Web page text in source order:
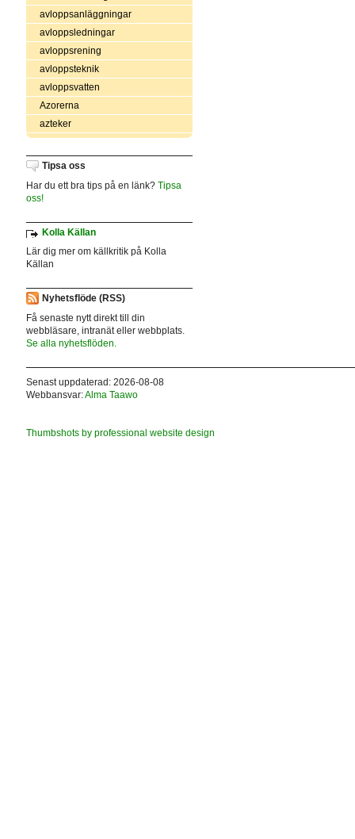
avloppsanläggningar
avloppsledningar
avloppsrening
avloppsteknik
avloppsvatten
Azorerna
azteker
Tipsa oss
Har du ett bra tips på en länk? Tipsa
oss!
Kolla Källan
Lär dig mer om källkritik på Kolla
Källan
Nyhetsflöde (RSS)
Få senaste nytt direkt till din
webbläsare, intranät eller webbplats.
Se alla nyhetsflöden.
Senast uppdaterad: 2026-08-08
Webbansvar:Alma Taawo
Thumbshots by professional website design